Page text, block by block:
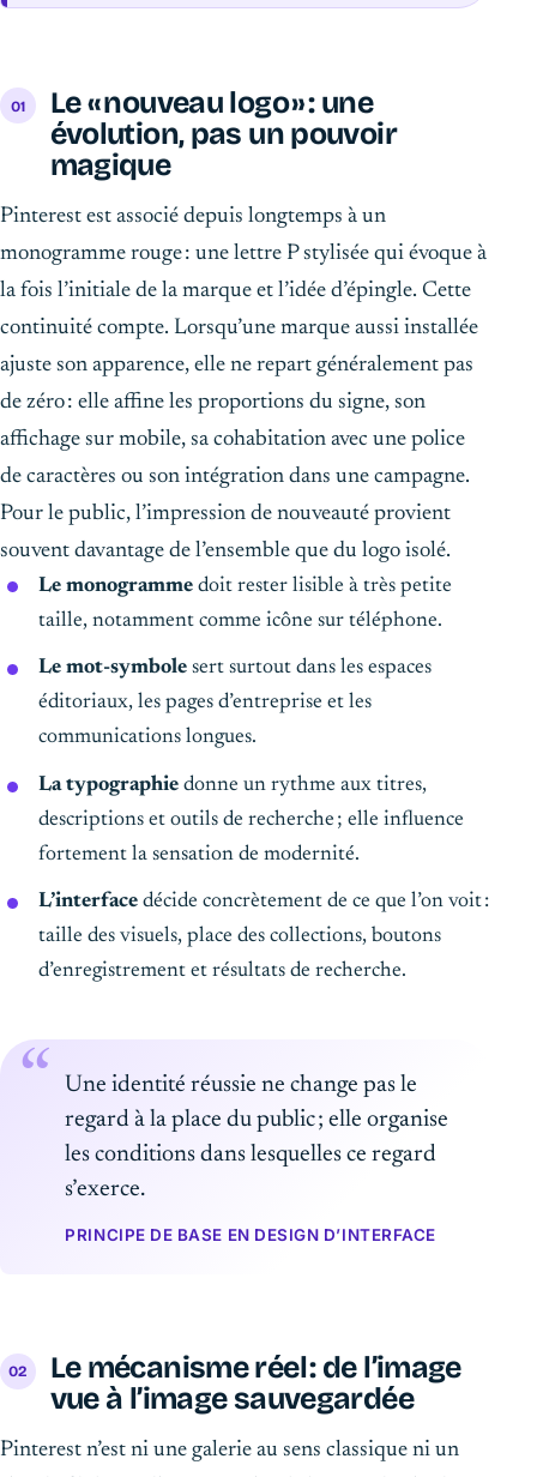
Le « nouveau logo » : une
évolution, pas un pouvoir
magique
Pinterest est associé depuis longtemps à un
monogramme rouge : une lettre P stylisée qui évoque à
la fois l’initiale de la marque et l’idée d’épingle. Cette
continuité compte. Lorsqu’une marque aussi installée
ajuste son apparence, elle ne repart généralement pas
de zéro : elle affine les proportions du signe, son
affichage sur mobile, sa cohabitation avec une police
de caractères ou son intégration dans une campagne.
Pour le public, l’impression de nouveauté provient
souvent davantage de l’ensemble que du logo isolé.
Le monogramme doit rester lisible à très petite
taille, notamment comme icône sur téléphone.
Le mot-symbole sert surtout dans les espaces
éditoriaux, les pages d’entreprise et les
communications longues.
La typographie donne un rythme aux titres,
descriptions et outils de recherche ; elle influence
fortement la sensation de modernité.
L’interface décide concrètement de ce que l’on voit :
taille des visuels, place des collections, boutons
d’enregistrement et résultats de recherche.
Une identité réussie ne change pas le
regard à la place du public ; elle organise
les conditions dans lesquelles ce regard
s’exerce.
PRINCIPE DE BASE EN DESIGN D’INTERFACE
Le mécanisme réel : de l’image
vue à l’image sauvegardée
Pinterest n’est ni une galerie au sens classique ni un